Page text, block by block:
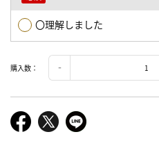
〇理解しました
購入数：